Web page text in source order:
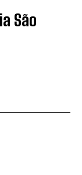
São